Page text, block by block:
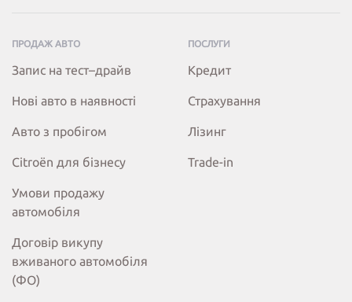
ПРОДАЖ АВТО
Запис на тест–драйв
Нові авто в наявності
Авто з пробігом
Citroёn для бізнесу
Умови продажу
автомобіля
Договір викупу
вживаного автомобіля
(ФО)
ПОСЛУГИ
Кредит
Страхування
Лізинг
Trade-in